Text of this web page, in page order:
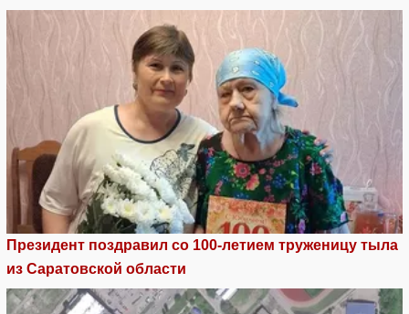
Президент поздравил со 100-летием труженицу тыла
из Саратовской области